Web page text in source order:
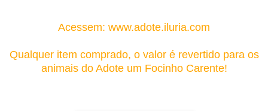
Acessem: www.adote.iluria.com
Qualquer item comprado, o valor é revertido para os
animais do Adote um Focinho Carente!